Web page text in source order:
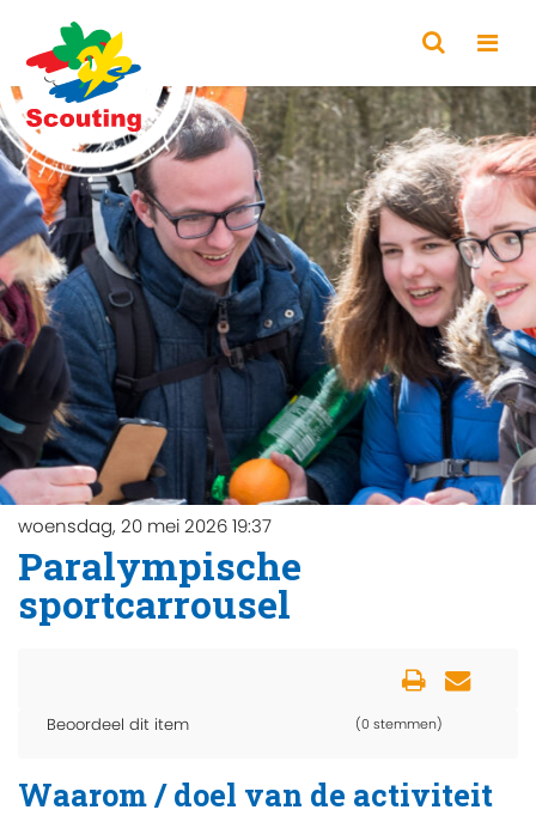
woensdag, 20 mei 2026 19:37
Paralympische
sportcarrousel
Beoordeel dit item (0 stemmen)
Waarom / doel van de activiteit